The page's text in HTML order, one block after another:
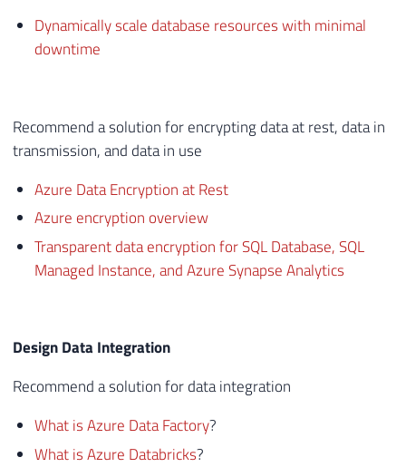
Dynamically scale database resources with minimal
downtime
Recommend a solution for encrypting data at rest, data in
transmission, and data in use
Azure Data Encryption at Rest
Azure encryption overview
Transparent data encryption for SQL Database, SQL
Managed Instance, and Azure Synapse Analytics
Design Data Integration
Recommend a solution for data integration
What is Azure Data Factory?
What is Azure Databricks?